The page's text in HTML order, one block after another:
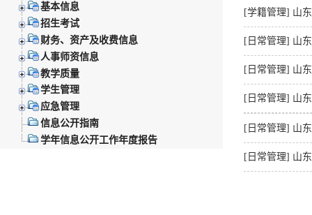
基本信息
招生考试
财务、资产及收费信息
人事师资信息
教学质量
学生管理
应急管理
信息公开指南
学年信息公开工作年度报告
[学籍管理] 山
[日常管理] 山
[日常管理] 山
[日常管理] 山
[日常管理] 山
[日常管理] 山